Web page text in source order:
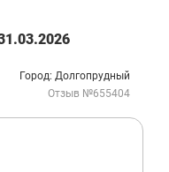
Город: Долгопрудный
Отзыв №655404